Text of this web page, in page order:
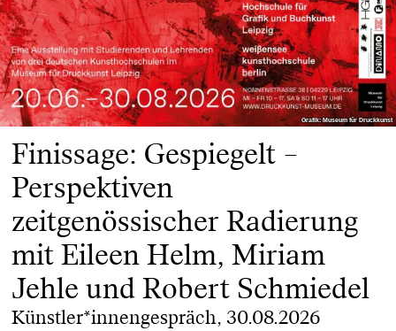
Grafik: Museum für Druckkunst
Grafik: Museum für Druckkunst
Finissage: Gespiegelt –
Perspektiven
zeitgenössischer Radierung
mit Eileen Helm, Miriam
Jehle und Robert Schmiedel
Künstler*innengespräch, 30.08.2026